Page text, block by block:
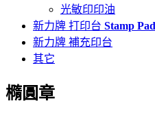
光敏印印油
新力牌 打印台 Stamp Pad
新力牌 補充印台
其它
橢圓章